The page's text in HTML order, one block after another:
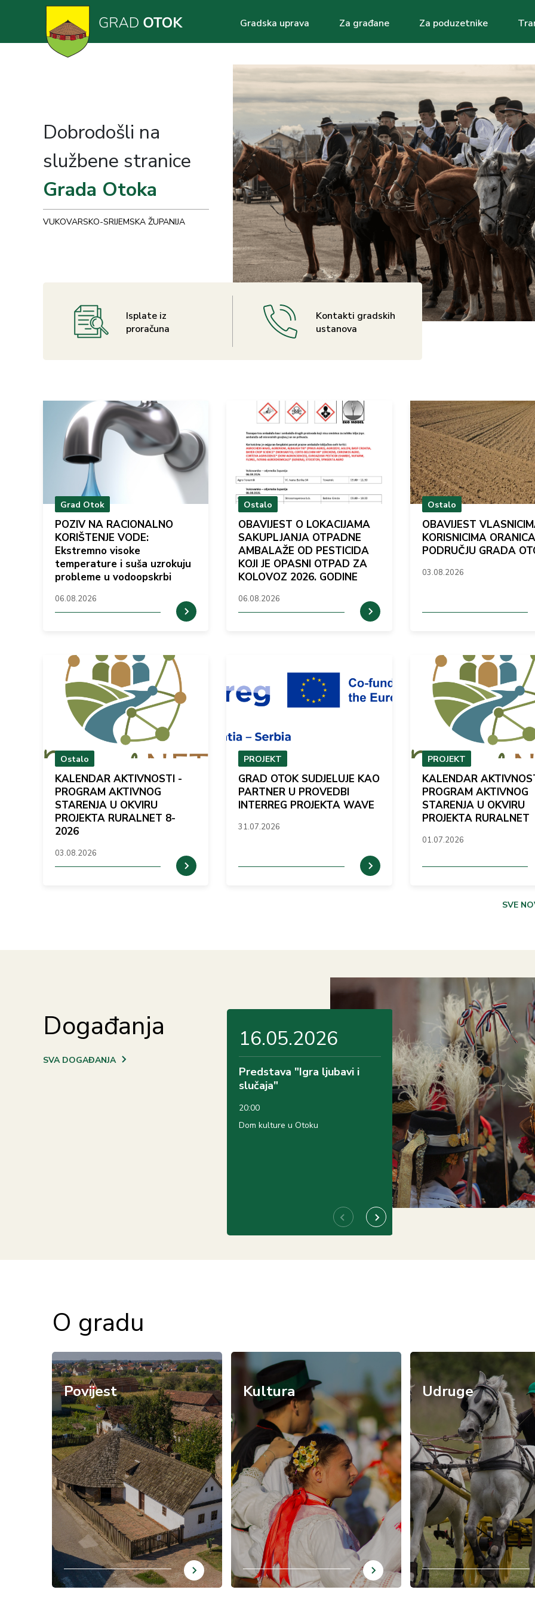
Main
navigation
Gradska uprava Za građane Za poduzetnike
Dobrodošli na
službene stranice
Grada Otoka
VUKOVARSKO-SRIJEMSKA ŽUPANIJA
Isplate iz
proračuna
Kontakti gradskih
ustanova
Grad Otok
POZIV NA RACIONALNO
KORIŠTENJE VODE:
Ekstremno visoke
temperature i suša uzrokuju
probleme u vodoopskrbi
06.08.2026
Ostalo
OBAVIJEST O LOKACIJAMA
SAKUPLJANJA OTPADNE
AMBALAŽE OD PESTICIDA
KOJI JE OPASNI OTPAD ZA
KOLOVOZ 2026. GODINE
06.08.2026
Ostalo
OBAVIJEST
KORISNICIMA
PODRUČJU GRADA
03.08.2026
Ostalo
KALENDAR AKTIVNOSTI -
PROGRAM AKTIVNOG
STARENJA U OKVIRU
PROJEKTA RURALNET 8-
2026
03.08.2026
PROJEKT
GRAD OTOK SUDJELUJE KAO
PARTNER U PROVEDBI
INTERREG PROJEKTA WAVE
31.07.2026
PROJEKT
KALENDAR
PROGRAM AKTIVNOG
STARENJA U OKVIRU
PROJEKTA RURALNET
01.07.2026
SVE
Događanja
SVA DOGAĐANJA
16.05.2026
Predstava "Igra ljubavi i
slučaja"
20:00
Dom kulture u Otoku
13.05.2026
Predstava "Čelične
magnolije"
20:00
Dom kulture u Otoku
O gradu
/hr/povijest-otoka
Povijest
/hr/kultura
Kultura
/hr/udruge
Udruge